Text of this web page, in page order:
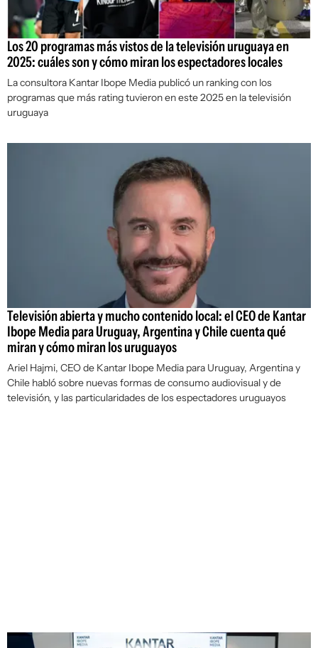
Los 20 programas más vistos de la televisión uruguaya en
2025: cuáles son y cómo miran los espectadores locales
La consultora Kantar Ibope Media publicó un ranking con los
programas que más rating tuvieron en este 2025 en la televisión
uruguaya
Televisión abierta y mucho contenido local: el CEO de Kantar
Ibope Media para Uruguay, Argentina y Chile cuenta qué
miran y cómo miran los uruguayos
Ariel Hajmi, CEO de Kantar Ibope Media para Uruguay, Argentina y
Chile habló sobre nuevas formas de consumo audiovisual y de
televisión, y las particularidades de los espectadores uruguayos